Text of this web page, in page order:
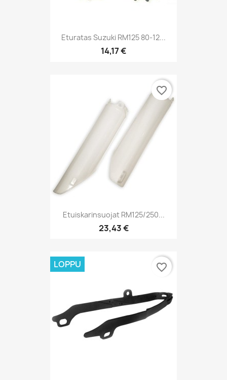
Eturatas Suzuki RM125 80-12...
14,17 €
Etuiskarinsuojat RM125/250...
23,43 €
favorite_border
LOPPU favorite_border